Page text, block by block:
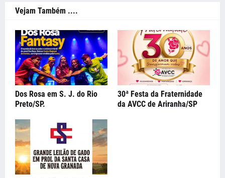
Vejam Também ....
Dos Rosa em S. J. do Rio
Preto/SP.
30ª Festa da Fraternidade
da AVCC de Ariranha/SP